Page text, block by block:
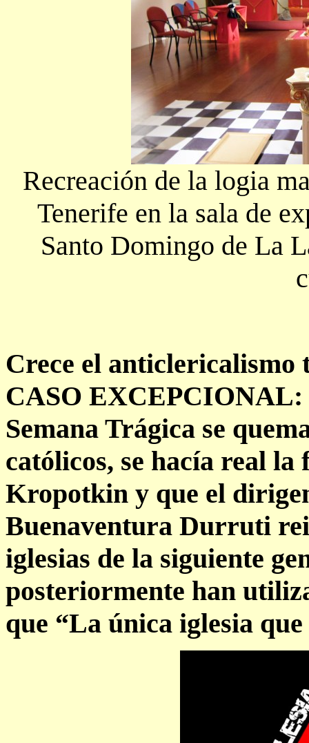
Recreación de la logia
Tenerife en la sala de
Santo Domingo de La
Crece el anticlericalismo
CASO EXCEPCIONAL:
Semana Trágica se
católicos, se hacía real
Kropotkin y que el
Buenaventura Durruti
iglesias de la siguiente
posteriormente han
que “La única iglesia